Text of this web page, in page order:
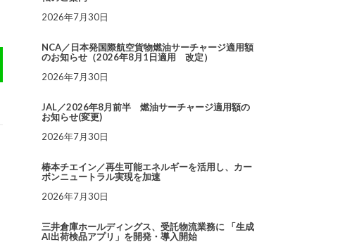
2026年7月30日
NCA／日本発国際航空貨物燃油サーチャージ適用額
のお知らせ（2026年8月1日適用 改定）
2026年7月30日
JAL／2026年8月前半 燃油サーチャージ適用額の
お知らせ(変更)
2026年7月30日
椿本チエイン／再生可能エネルギーを活用し、カー
ボンニュートラル実現を加速
2026年7月30日
三井倉庫ホールディングス、受託物流業務に 「生成
AI出荷検品アプリ」を開発・導入開始